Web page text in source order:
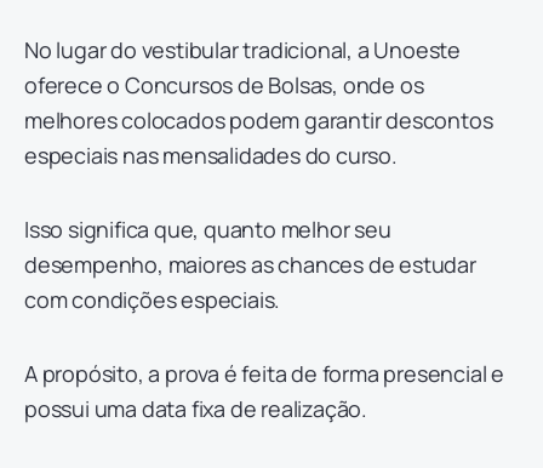
No lugar do vestibular tradicional, a Unoeste
oferece o Concursos de Bolsas, onde os
melhores colocados podem garantir descontos
especiais nas mensalidades do curso.
Isso significa que, quanto melhor seu
desempenho, maiores as chances de estudar
com condições especiais.
A propósito, a prova é feita de forma presencial e
possui uma data fixa de realização.